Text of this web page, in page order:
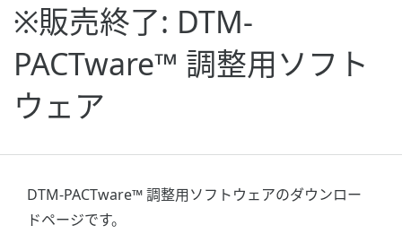
※販売終了: DTM-
PACTware™ 調整用ソフト
ウェア
DTM-PACTware™ 調整用ソフトウェアのダウンロー
ドページです。